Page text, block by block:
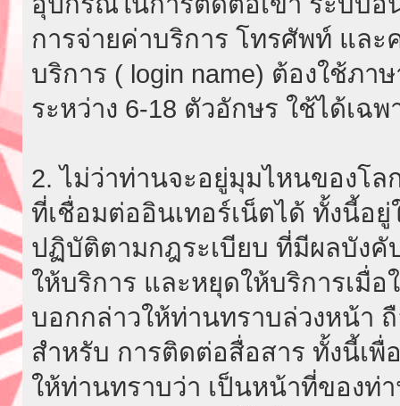
การจ่ายค่าบริการ โทรศัพท์ และ
บริการ ( login name) ต้องใช้ภ
ระหว่าง 6-18 ตัวอักษร ใช้ได้เฉ
2. ไม่ว่าท่านจะอยู่มุมไหนของโล
ที่เชื่อมต่ออินเทอร์เน็ตได้ ทั้งนี้อ
ปฏิบัติตามกฎระเบียบ ที่มีผลบังคั
ให้บริการ และหยุดให้บริการเมื่
บอกกล่าวให้ท่านทราบล่วงหน้า
สำหรับ การติดต่อสื่อสาร ทั้งนี้เพื่
ให้ท่านทราบว่า เป็นหน้าที่ของท่